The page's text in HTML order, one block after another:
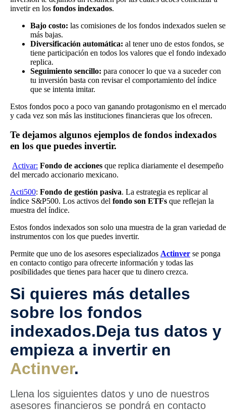
invetir en los fondos indexados.
Bajo costo: las comisiones de los fondos indexados suelen
más bajas.
Diversificación automática: al tener uno de estos fondos, se
tiene participación en todos los valores que el fondo indexado
replica.
Seguimiento sencillo: para conocer lo que va a suceder con
tu inversión basta con revisar el comportamiento del índice
que se intenta imitar.
Estos fondos poco a poco van ganando protagonismo en el mercado
y cada vez son más las instituciones financieras que los ofrecen.
Te dejamos algunos ejemplos de fondos indexados
en los que puedes invertir.
Activar: Fondo de acciones que replica diariamente el desempeño
del mercado accionario mexicano.
Acti500: Fondo de gestión pasiva. La estrategia es replicar al
índice S&P500. Los activos del fondo son ETFs que reflejan la
muestra del índice.
Estos fondos indexados son solo una muestra de la gran variedad de
instrumentos con los que puedes invertir.
Permite que uno de los asesores especializados Actinver se ponga
en contacto contigo para ofrecerte información y todas las
posibilidades que tienes para hacer que tu dinero crezca.
Si quieres más detalles
sobre los fondos
indexados.Deja tus datos y
empieza a invertir en
Actinver.
Llena los siguientes datos y uno de nuestros
asesores financieros se pondrá en contacto